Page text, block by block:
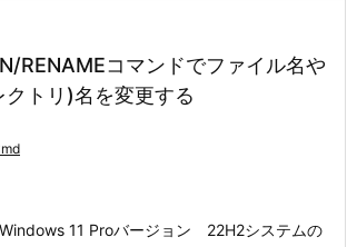
RENAMEコマンドでファイル名や
トリ)名を変更する
11 Proバージョン 22H2システムの